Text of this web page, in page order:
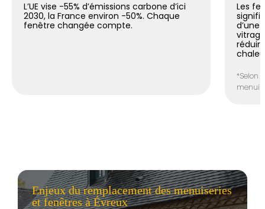
L’UE vise -55% d’émissions carbone d’ici
2030, la France environ -50%. Chaque
fenêtre changée compte.
Les
d’une
*Selon
Enjeux du remplacement des menuiseries
et fenêtres à Évreux